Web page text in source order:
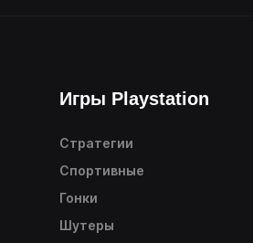
Игры Playstation
Стратегии
Спортивные
Гонки
Шутеры